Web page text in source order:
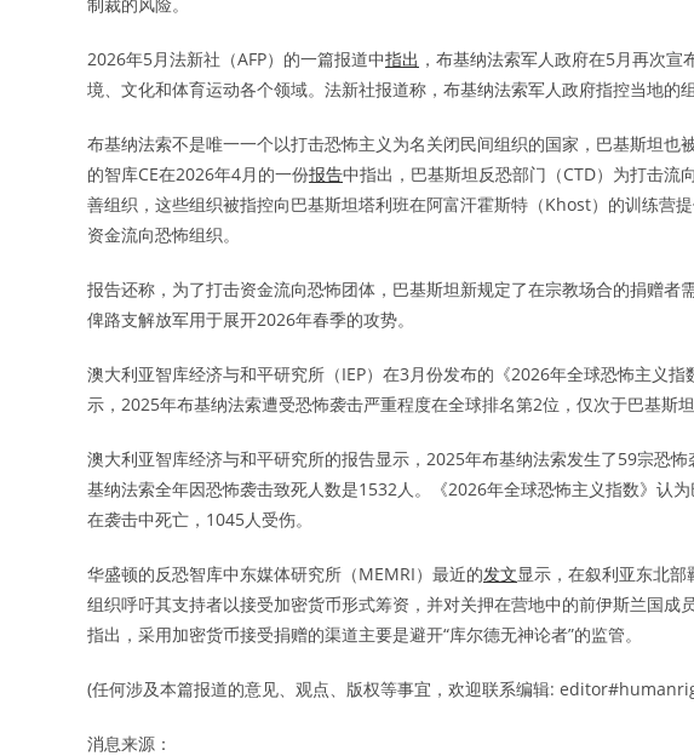
2026年5月法新社（AFP）的一篇报道中指出 ，布基纳法索军人政府在5月再次
境、文化和体育运动各个领域。法新社报道称，布基纳法索军人政府指控当地的
布基纳法索不是唯一一个以打击恐怖主义为名关闭民间组织的国家，巴基斯坦
的智库CE在2026年4月的一份报告中指出，巴基斯坦反恐部门（CTD）为打击
善组织，这些组织被指控向巴基斯坦塔利班在阿富汗霍斯特（Khost）的训练营
资金流向恐怖组织。
报告还称，为了打击资金流向恐怖团体，巴基斯坦新规定了在宗教场合的捐赠
俾路支解放军用于展开2026年春季的攻势。
澳大利亚智库经济与和平研究所（IEP）在3月份发布的《2026年全球恐怖主义指
示，2025年布基纳法索遭受恐怖袭击严重程度在全球排名第2位，仅次于巴基斯坦
澳大利亚智库经济与和平研究所的报告显示，2025年布基纳法索发生了59宗恐
基纳法索全年因恐怖袭击致死人数是1532人。《2026年全球恐怖主义指数》认
在袭击中死亡，1045人受伤。
华盛顿的反恐智库中东媒体研究所（MEMRI）最近的发文显示，在叙利亚东北
组织呼吁其支持者以接受加密货币形式筹资，并对关押在营地中的前伊斯兰国
指出，采用加密货币接受捐赠的渠道主要是避开“库尔德无神论者”的监管。
(任何涉及本篇报道的意见、观点、版权等事宜，欢迎联系编辑:
消息来源：